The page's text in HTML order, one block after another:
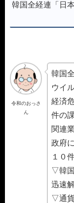
韓国全経連「日
令和のおっさ
ん
韓国
ウイ
経済
件の
関連
政府
１０
▽韓
迅速
▽通貨